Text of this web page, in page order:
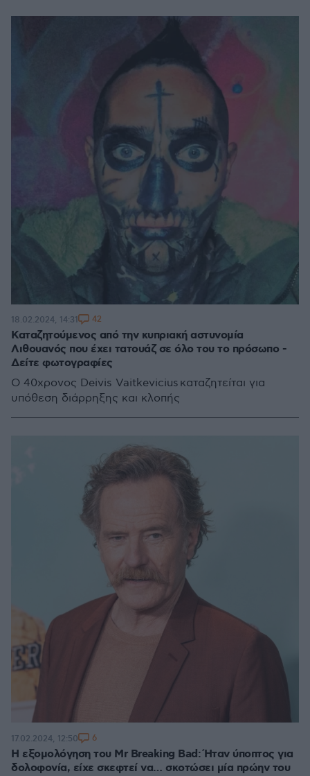
Καταζητούμενος από την κυπριακή αστυνομία
Λιθουανός που έχει τατουάζ σε όλο του το πρόσωπο -
Δείτε φωτογραφίες
O 40χρονος Deivis Vaitkevicius καταζητείται για
υπόθεση διάρρηξης και κλοπής
18.02.2024, 14:31 42
Η εξομολόγηση του Mr Breaking Bad: Ήταν ύποπτος για
δολοφονία, είχε σκεφτεί να… σκοτώσει μία πρώην του
17.02.2024, 12:50 6